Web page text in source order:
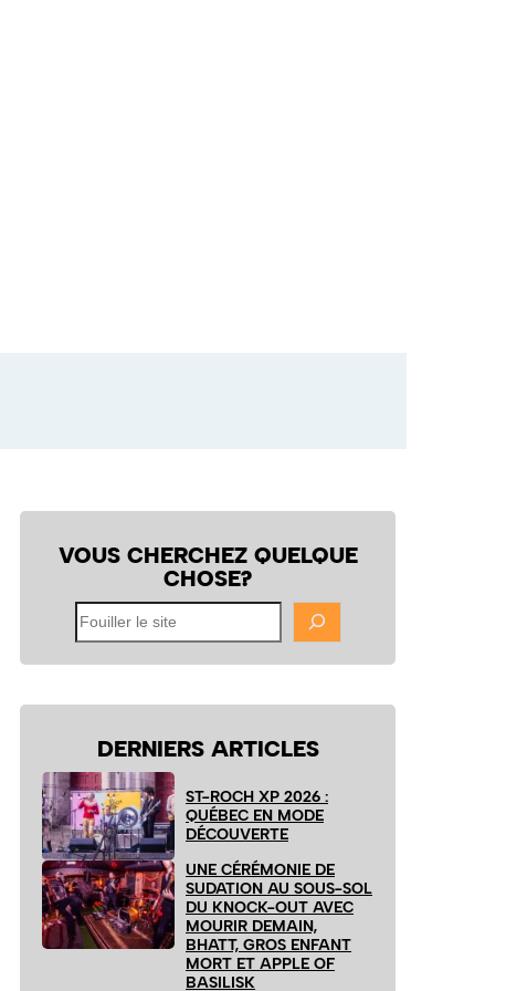
VOUS CHERCHEZ QUELQUE
CHOSE?
Fouiller
le
site
DERNIERS ARTICLES
ST-ROCH XP 2026 :
QUÉBEC EN MODE
DÉCOUVERTE
UNE CÉRÉMONIE DE
SUDATION AU SOUS-SOL
DU KNOCK-OUT AVEC
MOURIR DEMAIN,
BHATT, GROS ENFANT
MORT ET APPLE OF
BASILISK